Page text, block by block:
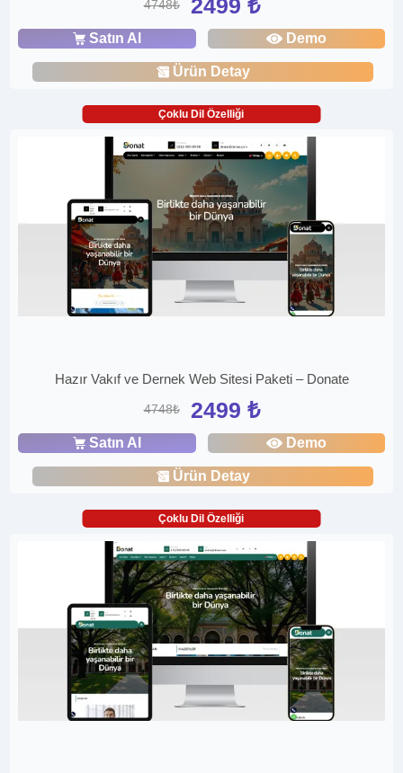
4748₺ 2499 ₺
Satın Al Demo
Ürün Detay
Çoklu Dil Özelliği
Hazır Vakıf ve Dernek Web Sitesi Paketi – Donate
4748₺ 2499 ₺
Satın Al Demo
Ürün Detay
Çoklu Dil Özelliği